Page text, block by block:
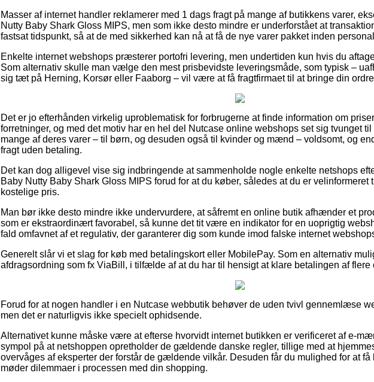
Masser af internet handler reklamerer med 1 dags fragt på mange af butikkens varer,
Nutty Baby Shark Gloss MIPS, men som ikke desto mindre er underforstået at
fastsat tidspunkt, så at de med sikkerhed kan nå at få de nye varer pakket inden
Enkelte internet webshops præsterer portofri levering, men undertiden kun hvis du
Som alternativ skulle man vælge den mest prisbevidste leveringsmåde, som typisk –
sig tæt på Herning, Korsør eller Faaborg – vil være at få fragtfirmaet til at bringe din
Det er jo efterhånden virkelig uproblematisk for forbrugerne at finde information om
forretninger, og med det motiv har en hel del Nutcase online webshops set sig tvunget
mange af deres varer – til børn, og desuden også til kvinder og mænd – voldsomt, og
fragt uden betaling.
Det kan dog alligevel vise sig indbringende at sammenholde nogle enkelte netshops
Baby Nutty Baby Shark Gloss MIPS forud for at du køber, således at du er velinformeret
kostelige pris.
Man bør ikke desto mindre ikke undervurdere, at såfremt en online butik afhænder et
som er ekstraordinært favorabel, så kunne det tit være en indikator for en uoprigtig
fald omfavnet af et regulativ, der garanterer dig som kunde imod falske internet
Generelt slår vi et slag for køb med betalingskort eller MobilePay. Som en alternativ
afdragsordning som fx ViaBill, i tilfælde af at du har til hensigt at klare betalingen af flere
Forud for at nogen handler i en Nutcase webbutik behøver de uden tvivl gennemlæse
men det er naturligvis ikke specielt ophidsende.
Alternativet kunne måske være at efterse hvorvidt internet butikken er verificeret af e-
sympol på at netshoppen opretholder de gældende danske regler, tillige med at
overvåges af eksperter der forstår de gældende vilkår. Desuden får du mulighed for at få
møder dilemmaer i processen med din shopping.